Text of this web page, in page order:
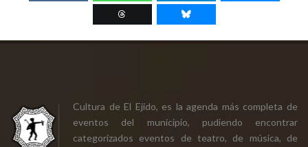
Cultura de El Ejido, es la agenda más completa de
eventos del municipio, pudiendo encontrar
categorizados eventos de teatro, de música, de